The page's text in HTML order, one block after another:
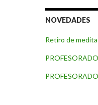
NOVEDADES
Retiro de